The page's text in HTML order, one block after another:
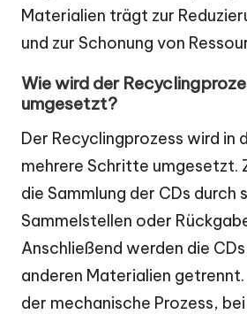
Materialien trägt zur
und zur Schonung von
Wie wird der
umgesetzt?
Der Recyclingprozess wird in
mehrere Schritte umgesetzt.
die Sammlung der CDs durch
Sammelstellen oder
Anschließend werden die
anderen Materialien
der mechanische Prozess,